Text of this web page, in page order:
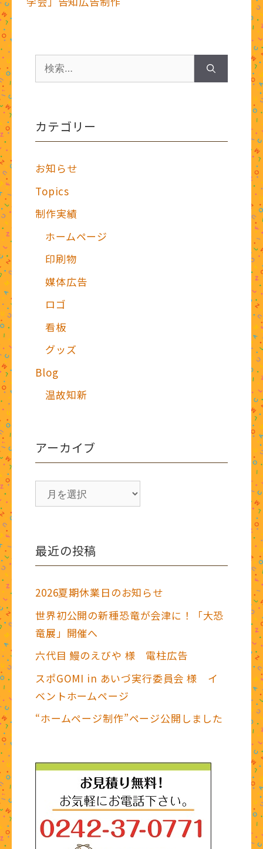
o st
ー
検
索:
カテゴリー
お知らせ
Topics
制作実績
ホームページ
印刷物
媒体広告
ロゴ
看板
グッズ
Blog
温故知新
アーカイブ
ー
ブ
最近の投稿
2026夏期休業日のお知らせ
世界初公開の新種恐竜が会津に！「大恐
竜展」開催へ
六代目 鰻のえびや 様 電柱広告
スポGOMI in あいづ実行委員会 様 イ
ベントホームページ
“ホームページ制作”ページ公開しました